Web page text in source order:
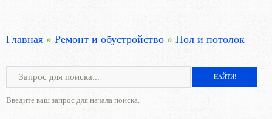
Главная » Ремонт и обустройство » Пол и потолок
Введите ваш запрос для начала поиска.